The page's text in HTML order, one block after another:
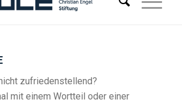
zufriedenstellend?
mit einem Wortteil oder einer